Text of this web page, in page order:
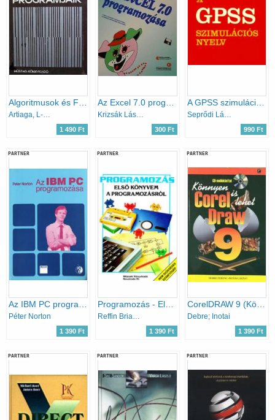
1 490 Ft 300 Ft
A GPSS szimulációs nyelv
990 Ft
PARTNER
Az IBM PC programozása
Péter Norton
1 390 Ft
PARTNER
Programozás - Első könyvem a programozásról
Reffin Brian Smith
1 390 Ft
PARTNER
CorelDRAW 9 (Könnyen is lehet)
Debre; Inotai
1 390 Ft
PARTNER PARTNER PARTNER